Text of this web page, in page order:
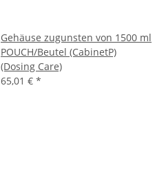
Gehäuse zugunsten von 1500 ml
POUCH/Beutel (CabinetP)
(Dosing Care)
65,01 € *